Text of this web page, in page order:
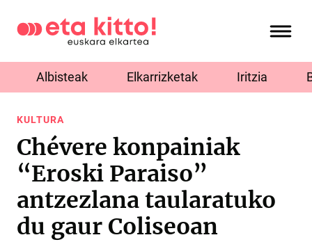
Albisteak Elkarrizketak Iritzia
KULTURA
Chévere konpainiak
“Eroski Paraiso”
antzezlana taularatuko
du gaur Coliseoan